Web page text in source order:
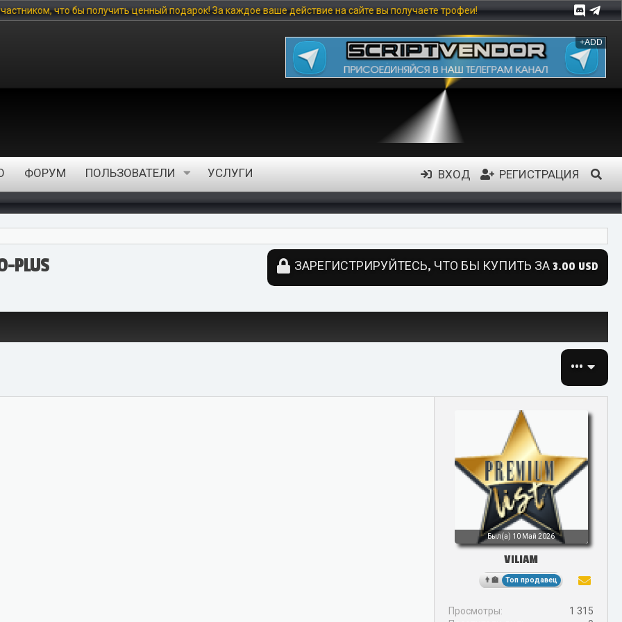
ценный подарок! За каждое ваше действие на сайте вы получаете трофеи!
+ADD
ФОРУМ ПОЛЬЗОВАТЕЛИ УСЛУГИ ВХОД РЕГИСТРАЦИЯ
ЗАРЕГИСТРИРУЙТЕСЬ, ЧТО БЫ КУПИТЬ ЗА 3.00 USD
•••
Был(а) 10 Май 2026
VILIAM
Топ продавец
Просмотры
1 315